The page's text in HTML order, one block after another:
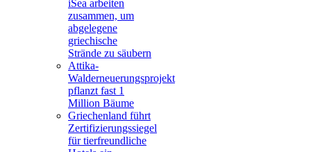
iSea arbeiten
zusammen, um
abgelegene
griechische
Strände zu säubern
Attika-
Walderneuerungsprojekt
pflanzt fast 1
Million Bäume
Griechenland führt
Zertifizierungssiegel
für tierfreundliche